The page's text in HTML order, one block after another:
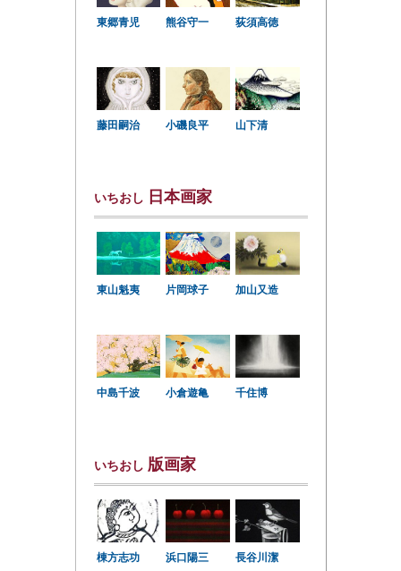
東郷青児 熊谷守一 荻須高徳
藤田嗣治 小磯良平 山下清
いちおし 日本画家
東山魁夷 片岡球子 加山又造
中島千波 小倉遊亀 千住博
いちおし 版画家
棟方志功 浜口陽三 長谷川潔